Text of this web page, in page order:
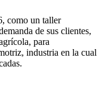
como un taller
de sus clientes,
para
industria en la cual